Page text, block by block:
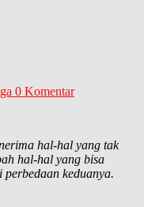
0 Komentar
hal-hal yang tak
hal-hal yang bisa
keduanya.